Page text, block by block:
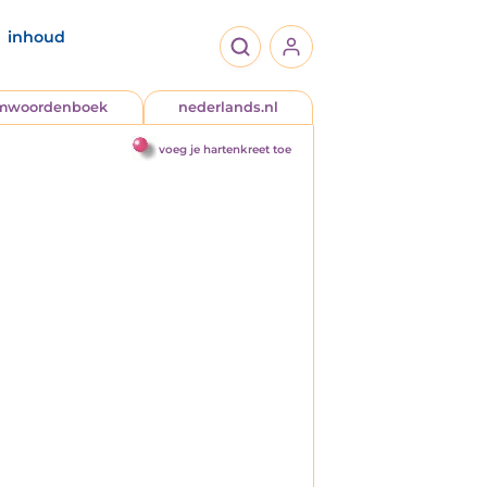
inhoud
nederlands.nl
voeg je hartenkreet toe